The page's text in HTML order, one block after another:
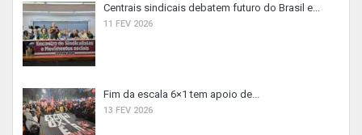
Centrais sindicais debatem futuro do Brasil e...
11 FEV 2026
Fim da escala 6×1 tem apoio de...
13 FEV 2026